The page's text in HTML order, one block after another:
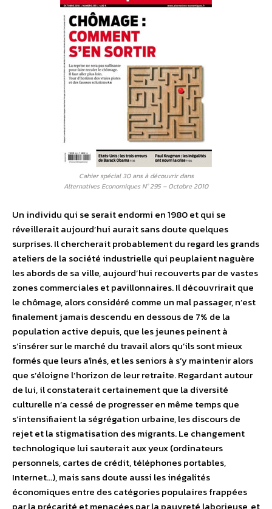
Cahier spécial 30 ans à découvrir dans
Alternatives Economiques N° 295 – Octobre 2010
Un individu qui se serait endormi en 1980 et qui se
réveillerait aujourd’hui aurait sans doute quelques
surprises. Il chercherait probablement du regard les grands
ateliers de la société industrielle qui peuplaient naguère
les abords de sa ville, aujourd’hui recouverts par de vastes
zones commerciales et pavillonnaires. Il découvrirait que
le chômage, alors considéré comme un mal passager, n’est
finalement jamais descendu en dessous de 7% de la
population active depuis, que les jeunes peinent à
s’insérer sur le marché du travail alors qu’ils sont mieux
formés que leurs aînés, et les seniors à s’y maintenir alors
que s’éloigne l’horizon de leur retraite. Regardant autour
de lui, il constaterait certainement que la diversité
culturelle n’a cessé de progresser en même temps que
s’intensifiaient la ségrégation urbaine, les discours de
rejet et la stigmatisation des migrants. Le changement
technologique lui sauterait aux yeux (ordinateurs
personnels, cartes de crédit, téléphones portables,
Internet…), mais sans doute aussi les inégalités
économiques entre des catégories populaires frappées